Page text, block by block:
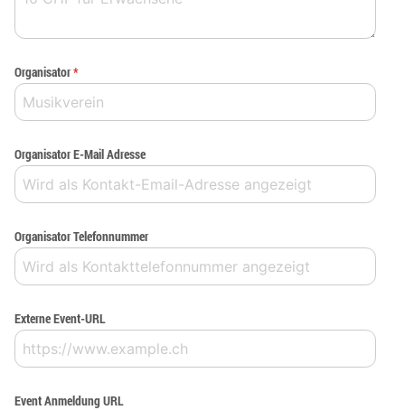
Organisator*
Organisator E-Mail Adresse
Organisator Telefonnummer
Externe Event-URL
Event Anmeldung URL